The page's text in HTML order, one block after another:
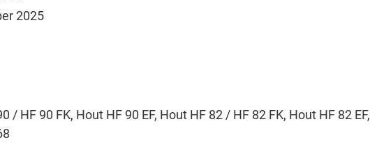
2025
/ HF 90 FK, Hout HF 90 EF, Hout HF 82 / HF 82 FK, Hout HF 82 EF,